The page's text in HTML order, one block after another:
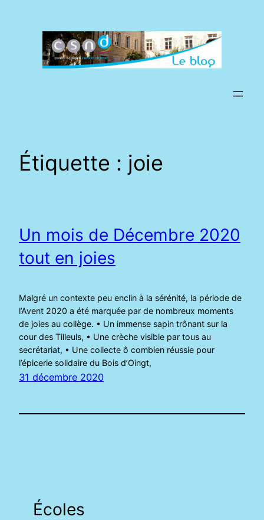
Étiquette : joie
Un mois de Décembre 2020
tout en joies
Malgré un contexte peu enclin à la sérénité, la période de
l’Avent 2020 a été marquée par de nombreux moments
de joies au collège. • Un immense sapin trônant sur la
cour des Tilleuls, • Une crèche visible par tous au
secrétariat, • Une collecte ô combien réussie pour
l’épicerie solidaire du Bois d’Oingt,
31 décembre 2020
Écoles